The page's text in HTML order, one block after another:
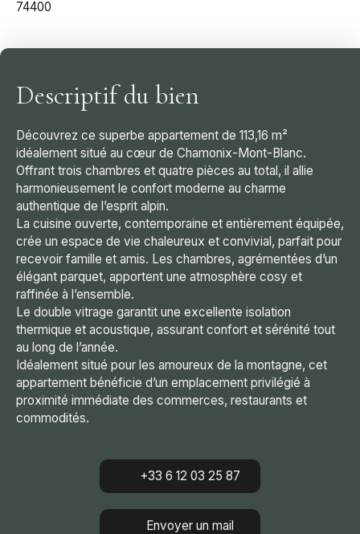
74400
Descriptif du bien
Découvrez ce superbe appartement de 113,16 m²
idéalement situé au cœur de Chamonix-Mont-Blanc.
Offrant trois chambres et quatre pièces au total, il allie
harmonieusement le confort moderne au charme
authentique de l’esprit alpin.
La cuisine ouverte, contemporaine et entièrement équipée,
crée un espace de vie chaleureux et convivial, parfait pour
recevoir famille et amis. Les chambres, agrémentées d’un
élégant parquet, apportent une atmosphère cosy et
raffinée à l’ensemble.
Le double vitrage garantit une excellente isolation
thermique et acoustique, assurant confort et sérénité tout
au long de l’année.
Idéalement situé pour les amoureux de la montagne, cet
appartement bénéficie d’un emplacement privilégié à
proximité immédiate des commerces, restaurants et
commodités.
+33 6 12 03 25 87
Envoyer un mail